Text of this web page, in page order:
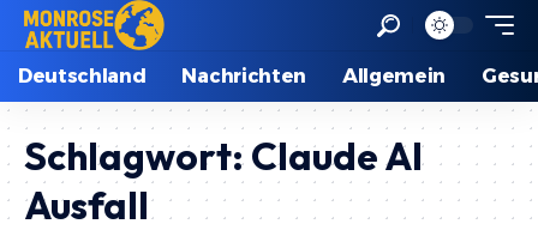
Deutschland Nachrichten Allgemein
Schlagwort:Claude AI
Ausfall